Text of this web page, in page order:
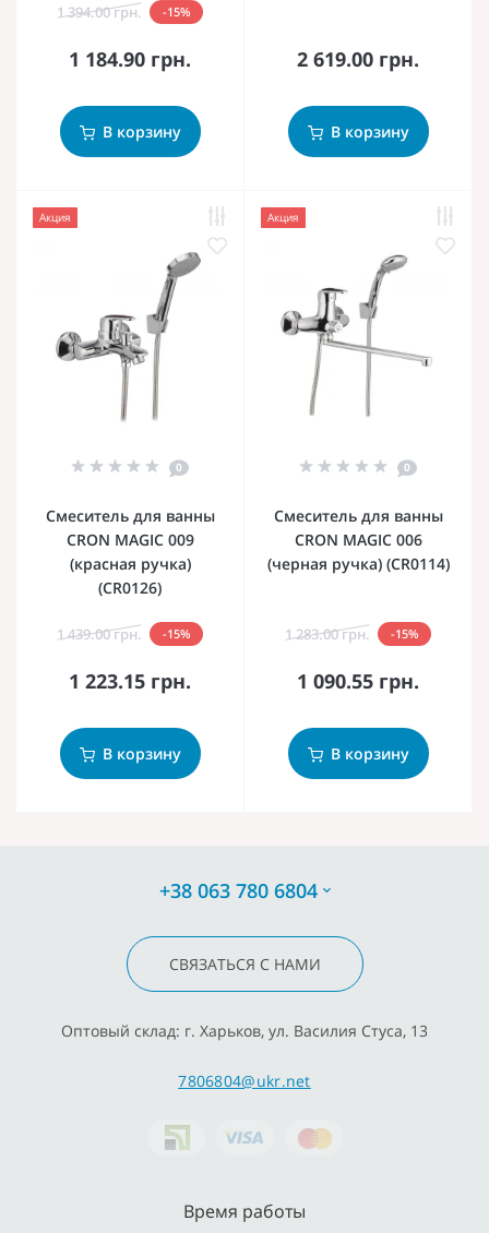
1 394.00 грн. -15%
1 184.90 грн.
В корзину
2 619.00 грн.
В корзину
Акция
0
Смеситель для ванны
CRON MAGIC 009
(красная ручка)
(CR0126)
1 439.00 грн. -15%
1 223.15 грн.
В корзину
Акция
0
Смеситель для ванны
CRON MAGIC 006
(черная ручка) (CR0114)
1 283.00 грн. -15%
1 090.55 грн.
В корзину
+38 063 780 6804
СВЯЗАТЬСЯ С НАМИ
Оптовый склад: г. Харьков, ул. Василия Стуса, 13
7806804@ukr.net
Время работы